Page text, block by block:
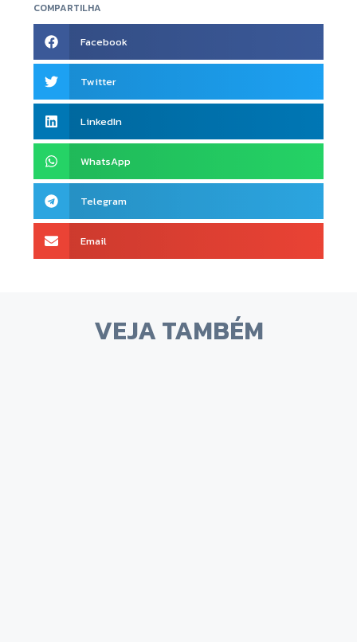
COMPARTILHA
Facebook
Twitter
LinkedIn
WhatsApp
Telegram
Email
VEJA TAMBÉM